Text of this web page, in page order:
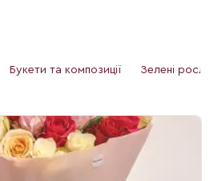
Букети та композиції Зелені